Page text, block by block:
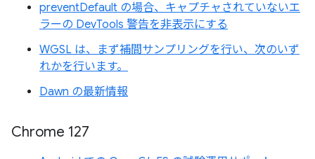
preventDefault の場合、キャプチャされていないエ
ラーの DevTools 警告を非表示にする
WGSL は、まず補間サンプリングを行い、次のいず
れかを行います。
Dawn の最新情報
Chrome 127